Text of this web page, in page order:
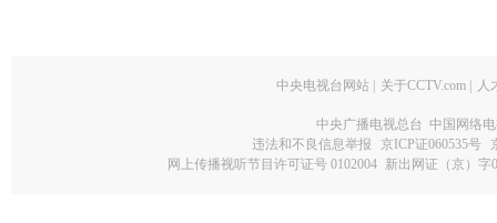
中央电视台网站 关于CCTV.com 人
中央广播电视总台 中国网络
违法和不良信息举报
京ICP证060535号
网上传播视听节目许可证号 0102004 新出网证（京）